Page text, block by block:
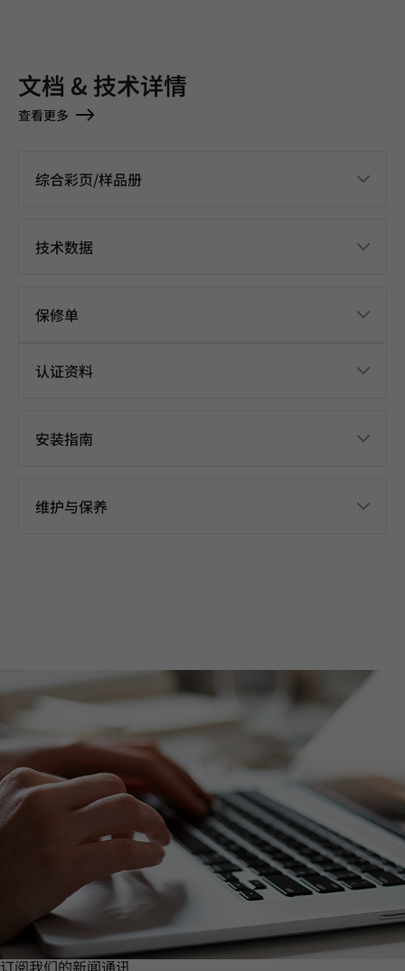
文档 & 技术详情
查看更多
综合彩页/样品册
技术数据
保修单
认证资料
安装指南
维护与保养
订阅我们的新闻通讯